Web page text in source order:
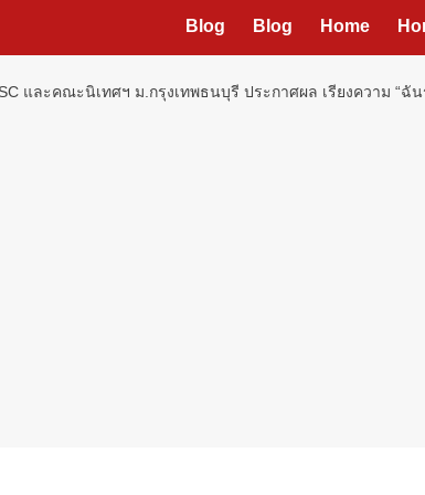
Blog Blog Home
และคณะนิเทศฯ ม.กรุงเทพธนบุรี ประกาศผล เรียงความ “ฉัน